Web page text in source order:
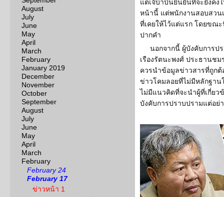
August
July
June
May
April
March
February
January 2019
December
November
October
September
August
July
June
May
April
March
February
February 24
February 17
ข่าวหน้า 1
แต่เจ๊บ้าบิ่นยืนยันที่จะยังคง
หน้านี้ แต่พนักงานสอบสวน
ที่เคยให้ไว้แต่แรก โดยขณ
ปากคำ
นอกจากนี้ ผู้บังคับการป
เรืองรัตนะพงศ์ ประธานช
ควรนำข้อมูลข่าวสารที่ถูกต้
ข่าวโคมลอยที่ไม่มีหลักฐา
ไม่มีแนวคิดที่จะนำผู้ที่เกี่ยว
บังคับการปราบปรามแต่อย่